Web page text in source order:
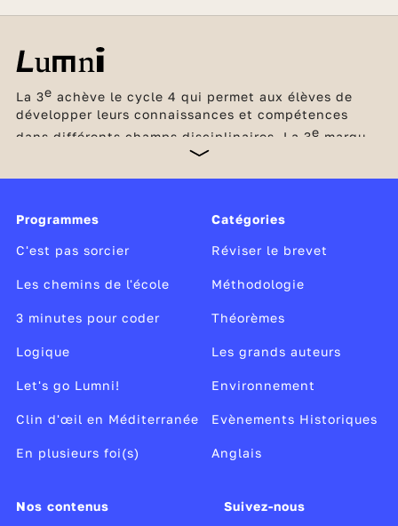
La 3e achève le cycle 4 qui permet aux élèves de
développer leurs connaissances et compétences
dans différents champs disciplinaires. La 3e marque
un tournant, car elle clôt le collège et prépare le
élèves de découvrir concrètement le monde du
travail lors d’un stage d’observation en entreprise et
de réfléchir à leurs envies de métier.
Programmes
C'est pas sorcier
Les chemins de l'école
3 minutes pour coder
Logique
Let's go Lumni!
Clin d'œil en Méditerranée
En plusieurs foi(s)
Catégories
Réviser le brevet
Méthodologie
Théorèmes
Les grands auteurs
Environnement
Evènements Historiques
Anglais
Nos contenus Suivez-nous